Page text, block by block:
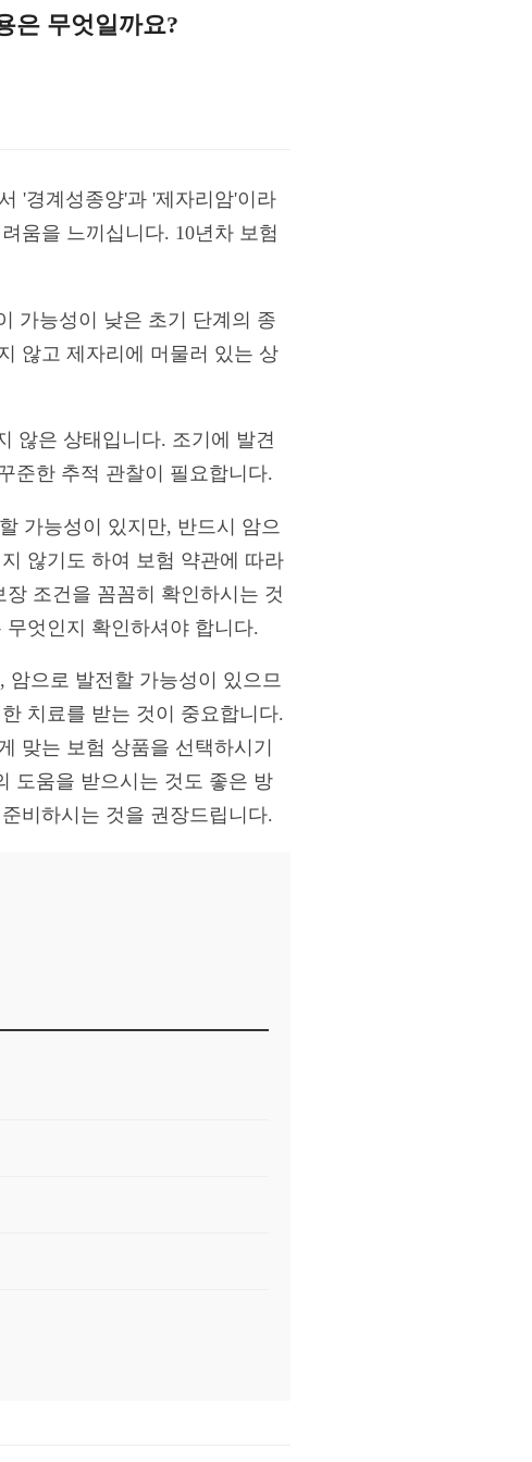
은 무엇일까요?
'경계성종양'과 '제자리암'이라
움을 느끼십니다. 10년차 보험
가능성이 낮은 초기 단계의 종
않고 제자리에 머물러 있는 상
않은 상태입니다. 조기에 발견
준한 추적 관찰이 필요합니다.
가능성이 있지만, 반드시 암으
않기도 하여 보험 약관에 따라
조건을 꼼꼼히 확인하시는 것
엇인지 확인하셔야 합니다.
암으로 발전할 가능성이 있으므
치료를 받는 것이 중요합니다.
맞는 보험 상품을 선택하시기
도움을 받으시는 것도 좋은 방
비하시는 것을 권장드립니다.